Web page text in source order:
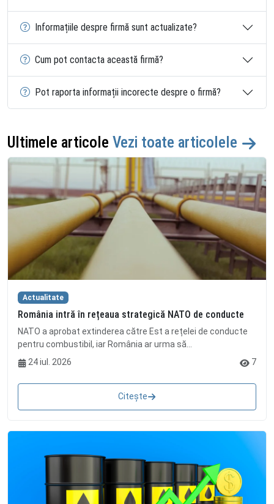
Informațiile despre firmă sunt actualizate?
Cum pot contacta această firmă?
Pot raporta informații incorecte despre o firmă?
Ultimele articole Vezi toate articolele
Actualitate
România intră în rețeaua strategică NATO de conducte
NATO a aprobat extinderea către Est a rețelei de conducte
pentru combustibil, iar România ar urma să...
24 iul. 2026
7
Citește